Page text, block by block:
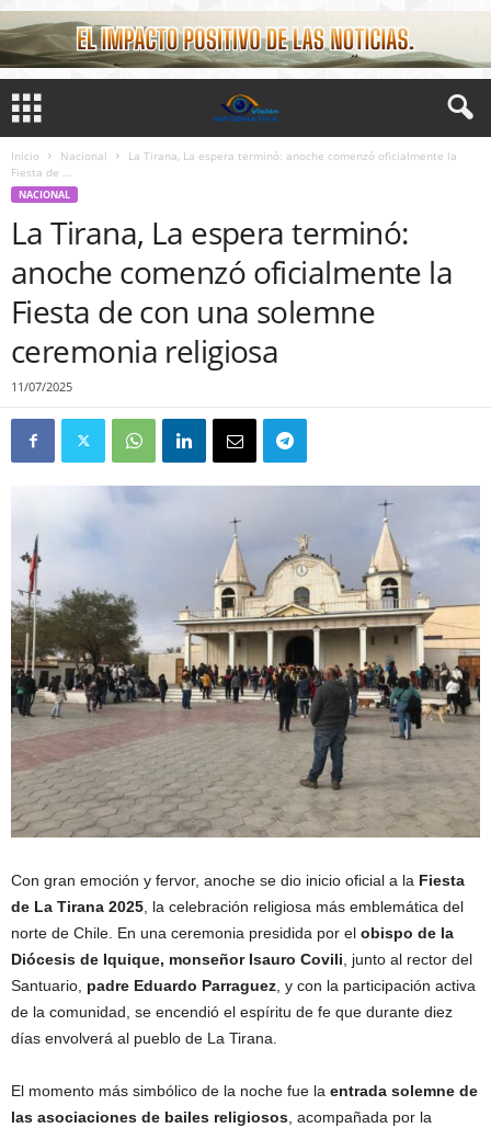
Inicio Nacional
La Tirana, La espera terminó: anoche comenzó oficialmente la
Fiesta de ...
NACIONAL
La Tirana, La espera terminó:
anoche comenzó oficialmente la
Fiesta de con una solemne
ceremonia religiosa
11/07/2025
Con gran emoción y fervor, anoche se dio inicio oficial a la Fiesta
de La Tirana 2025 , la celebración religiosa más emblemática del
norte de Chile. En una ceremonia presidida por el obispo de la
Diócesis de Iquique, monseñor Isauro Covili , junto al rector del
Santuario, padre Eduardo Parraguez , y con la participación activa
de la comunidad, se encendió el espíritu de fe que durante diez
días envolverá al pueblo de La Tirana.
El momento más simbólico de la noche fue la entrada solemne de
las asociaciones de bailes religiosos , acompañada por la